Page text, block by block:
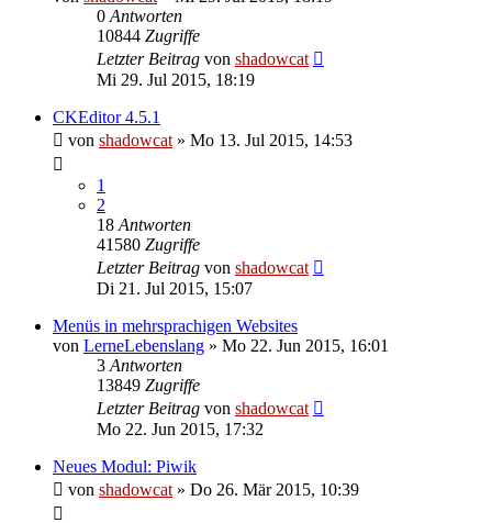
0 Antworten
10844 Zugriffe
Letzter Beitrag von shadowcat
Mi 29. Jul 2015, 18:19
CKEditor 4.5.1
von shadowcat » Mo 13. Jul 2015, 14:53
1
2
18 Antworten
41580 Zugriffe
Letzter Beitrag von shadowcat
Di 21. Jul 2015, 15:07
Menüs in mehrsprachigen Websites
von LerneLebenslang » Mo 22. Jun 2015, 16:01
3 Antworten
13849 Zugriffe
Letzter Beitrag von shadowcat
Mo 22. Jun 2015, 17:32
Neues Modul: Piwik
von shadowcat » Do 26. Mär 2015, 10:39